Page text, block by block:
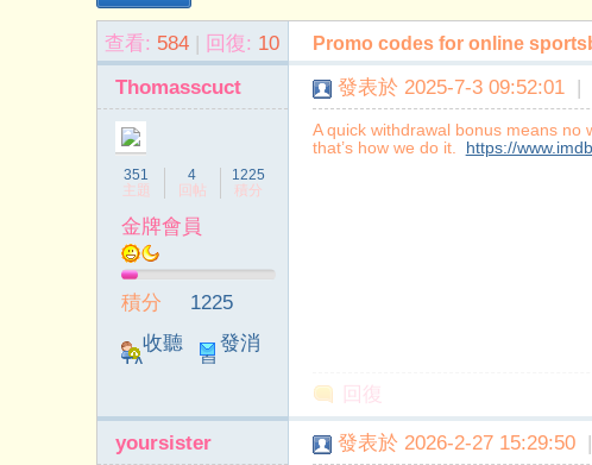
伊» › ›
查看: 584 | 回復: 10 Promo codes for online
Thomasscuct
351
主題
4
回帖
1225
積分
金牌會員
積分
1225
收聽
TA
發消
息
發表於 2025-7-3 09:52:01 |
A quick withdrawal bonus means
that’s how we do it. https://
回復
yoursister 發表於 2026-2-27 15:29:50 |